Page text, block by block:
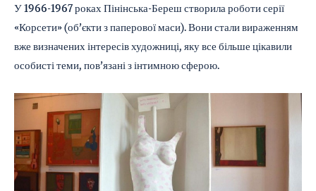
У 1966-1967 роках Пінінська-Береш створила роботи серії
«Корсети» (об’єкти з паперової маси). Вони стали вираженням
вже визначених інтересів художниці, яку все більше цікавили
особисті теми, пов’язані з інтимною сферою.